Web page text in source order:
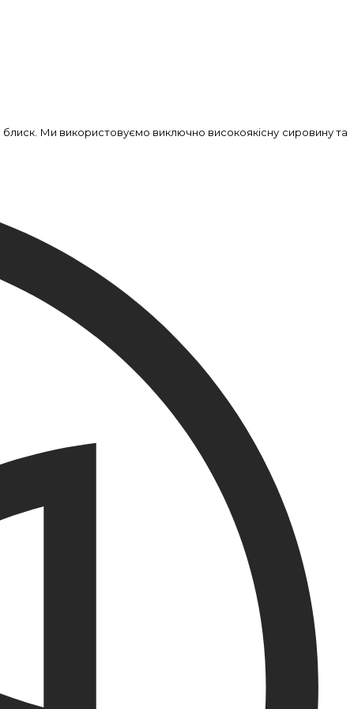
Ми використовуємо виключно високоякісну сировину та